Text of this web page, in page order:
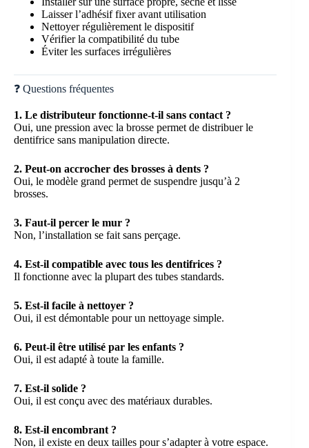
Laisser l’adhésif fixer avant utilisation
Nettoyer régulièrement le dispositif
Vérifier la compatibilité du tube
Éviter les surfaces irrégulières
❓ Questions fréquentes
1. Le distributeur fonctionne-t-il sans contact ?
Oui, une pression avec la brosse permet de distribuer le
dentifrice sans manipulation directe.
2. Peut-on accrocher des brosses à dents ?
Oui, le modèle grand permet de suspendre jusqu’à 2
brosses.
3. Faut-il percer le mur ?
Non, l’installation se fait sans perçage.
4. Est-il compatible avec tous les dentifrices ?
Il fonctionne avec la plupart des tubes standards.
5. Est-il facile à nettoyer ?
Oui, il est démontable pour un nettoyage simple.
6. Peut-il être utilisé par les enfants ?
Oui, il est adapté à toute la famille.
7. Est-il solide ?
Oui, il est conçu avec des matériaux durables.
8. Est-il encombrant ?
Non, il existe en deux tailles pour s’adapter à votre espace.